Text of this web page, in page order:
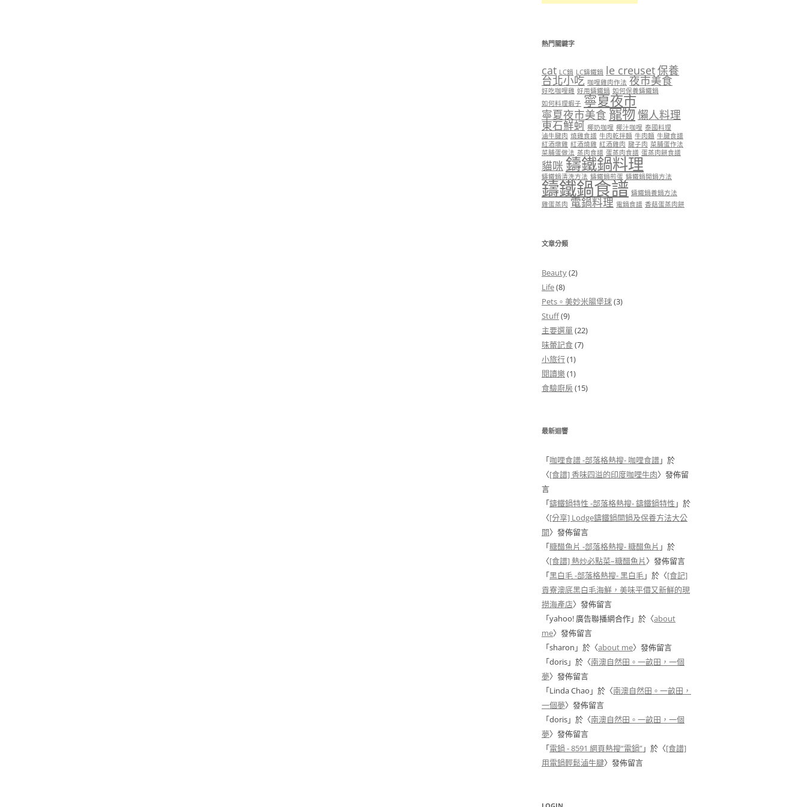
熱門關鍵字
cat LC鍋 LC鑄鐵鍋 le creuset保養
台北小吃 咖哩雞肉作法 夜市美食
好吃咖哩雞 好用鑄鐵鍋 如何保養鑄鐵鍋
如何料理蝦子 寧夏夜市
寧夏夜市美食 寵物懶人料理
東石鮮蚵 椰奶咖哩 椰汁咖哩 泰國料理
滷牛腱肉 燒雞食譜 牛肉乾拌麵 牛肉麵 牛腱食譜
紅酒燉雞 紅酒燒雞 紅酒雞肉 腱子肉 菜脯蛋作法
菜脯蛋做法 蒸肉食譜 蛋蒸肉食譜 蛋蒸肉餅食譜
貓咪 鑄鐵鍋料理
鑄鐵鍋清洗方法 鑄鐵鍋煎蛋 鑄鐵鍋開鍋方法
鑄鐵鍋食譜 鑄鐵鍋養鍋方法
雞蛋蒸肉 電鍋料理 電鍋食譜 香菇蛋蒸肉餅
文章分類
Beauty(2)
Life(8)
Pets。美妙米腸堡球(3)
Stuff(9)
主要選單(22)
味蕾記食(7)
小旅行(1)
閱讀樂(1)
食驗廚房(15)
最新迴響
「咖哩食譜 -部落格熱搜- 咖哩食譜」於
〈[食譜] 香味四溢的印度咖哩牛肉〉發佈留
言
「鑄鐵鍋特性 -部落格熱搜- 鑄鐵鍋特性 」於
〈[分享] Lodge鑄鐵鍋開鍋及保養方法大公
開〉發佈留言
「糖醋魚片 -部落格熱搜- 糖醋魚片 」於
〈[食譜] 熱炒必點菜–糖醋魚片 〉發佈留言
「黑白毛 -部落格熱搜- 黑白毛」於〈[食記]
貢寮澳底黑白毛海鮮，美味平價又新鮮的現
撈海產店〉發佈留言
「yahoo! 廣告聯播網合作」於〈about
me〉發佈留言
「sharon 」於〈about me〉發佈留言
「doris」於〈南澳自然田。一畝田，一個
夢〉發佈留言
「Linda Chao 」於〈南澳自然田。一畝田，
一個夢〉發佈留言
「doris」於〈南澳自然田。一畝田，一個
夢〉發佈留言
「電鍋 - 8591 網頁熱搜“電鍋”」於〈[食譜]
用電鍋輕鬆滷牛腱〉發佈留言